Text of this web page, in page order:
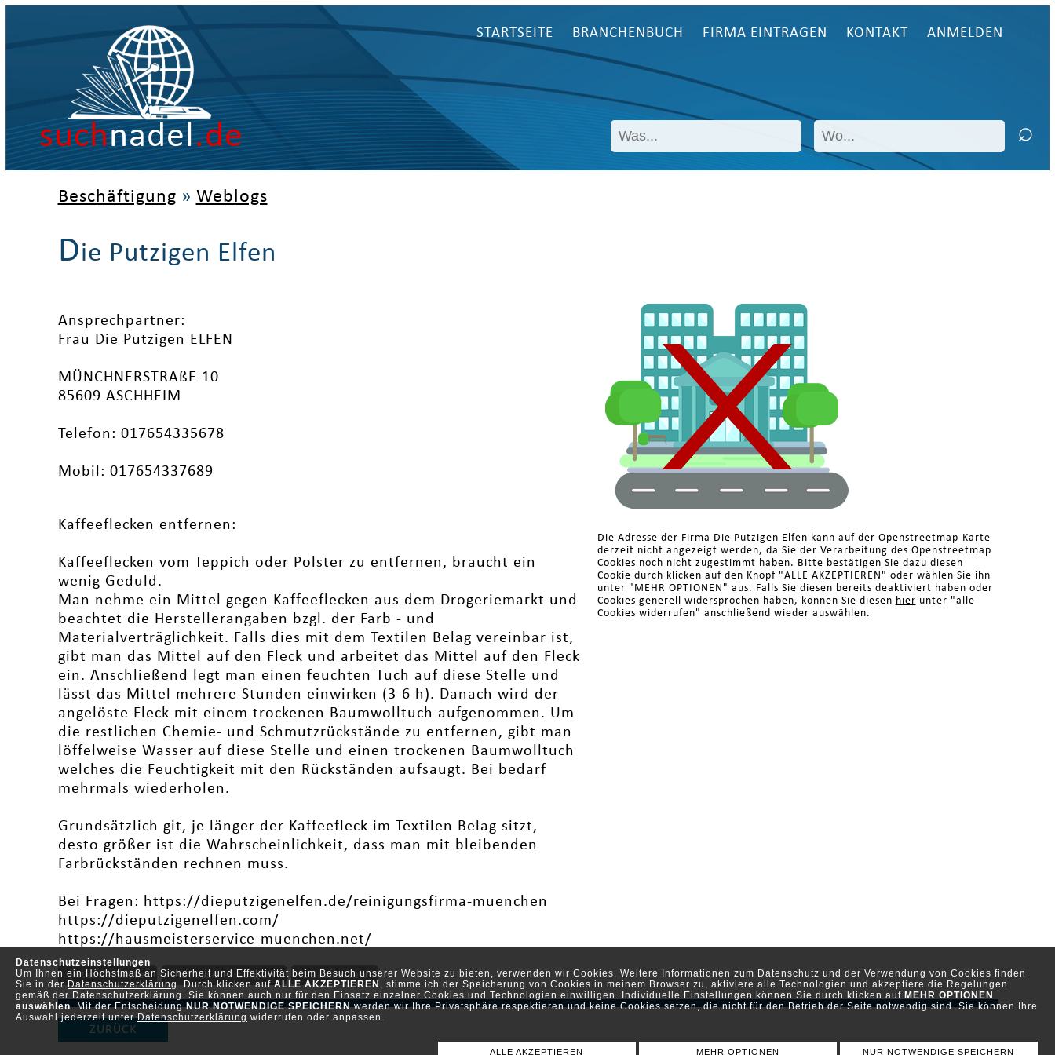
Datenschutzeinstellungen
Um Ihnen ein Höchstmaß an Sicherheit und Effektivität beim Besuch unserer Website zu bieten, verwenden wir Cookies. Weitere Informationen zum Datenschutz und der Verwendung von Cookies finden
Sie in der Datenschutzerklärung . Durch klicken auf ALLE AKZEPTIEREN , stimme ich der Speicherung von Cookies in meinem Browser zu, aktiviere alle Technologien und akzeptiere die Regelungen
gemäß der Datenschutzerklärung. Sie können auch nur für den Einsatz einzelner Cookies und Technologien einwilligen. Individuelle Einstellungen können Sie durch klicken auf MEHR OPTIONEN
auswählen. Mit der EntscheidungNUR NOTWENDIGE SPEICHERNwerden wir Ihre Privatsphäre respektieren und keine Cookies setzen, die nicht für den Betrieb der Seite notwendig sind. Sie können Ihre
Auswahl jederzeit unterDatenschutzerklärung widerrufen oder anpassen.
ALLE AKZEPTIEREN MEHR OPTIONEN NUR NOTWENDIGE SPEICHERN
suchnadel.de
STARTSEITE BRANCHENBUCH FIRMA EINTRAGEN KONTAKT ANMELDEN
Beschäftigung » Weblogs
Die Putzigen Elfen
Ansprechpartner:
Frau Die Putzigen ELFEN
MÜNCHNERSTRAßE 10
85609 ASCHHEIM
Telefon: 017654335678
Mobil: 017654337689
Kaffeeflecken entfernen:
Kaffeeflecken vom Teppich oder Polster zu entfernen, braucht ein
wenig Geduld.
Man nehme ein Mittel gegen Kaffeeflecken aus dem Drogeriemarkt und
beachtet die Herstellerangaben bzgl. der Farb - und
Materialverträglichkeit. Falls dies mit dem Textilen Belag vereinbar ist,
gibt man das Mittel auf den Fleck und arbeitet das Mittel auf den Fleck
ein. Anschließend legt man einen feuchten Tuch auf diese Stelle und
lässt das Mittel mehrere Stunden einwirken (3-6 h). Danach wird der
angelöste Fleck mit einem trockenen Baumwolltuch aufgenommen. Um
die restlichen Chemie- und Schmutzrückstände zu entfernen, gibt man
löffelweise Wasser auf diese Stelle und einen trockenen Baumwolltuch
welches die Feuchtigkeit mit den Rückständen aufsaugt. Bei bedarf
mehrmals wiederholen.
Grundsätzlich git, je länger der Kaffeefleck im Textilen Belag sitzt,
desto größer ist die Wahrscheinlichkeit, dass man mit bleibenden
Farbrückständen rechnen muss.
Bei Fragen: https://dieputzigenelfen.de/reinigungsfirma-muenchen
https://dieputzigenelfen.com/
https://hausmeisterservice-muenchen.net/
Internetseite Adresse anzeigen bearbeiten
Die Adresse der Firma Die Putzigen Elfen kann auf der Openstreetmap-Karte
derzeit nicht angezeigt werden, da Sie der Verarbeitung des Openstreetmap
Cookies noch nicht zugestimmt haben. Bitte bestätigen Sie dazu diesen
Cookie durch klicken auf den Knopf "ALLE AKZEPTIEREN" oder wählen Sie ihn
unter "MEHR OPTIONEN" aus. Falls Sie diesen bereits deaktiviert haben oder
Cookies generell widersprochen haben, können Sie diesen hier unter "alle
Cookies widerrufen" anschließend wieder auswählen.
ZURÜCK